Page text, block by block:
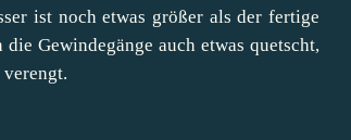
ist noch etwas größer als der fertige
Gewindegänge auch etwas quetscht,
verengt.